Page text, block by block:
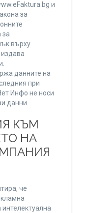
и
за
за
върху
данните на
при
Инфо не носи
данни.
КЪМ
НА
че